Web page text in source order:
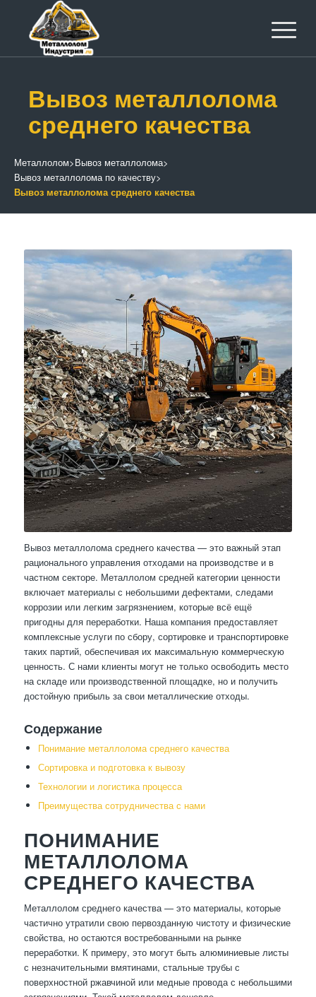
Вывоз металлолома
среднего качества
Металлолом>Вывоз металлолома>
Вывоз металлолома по качеству>
Вывоз металлолома среднего качества
Вывоз металлолома среднего качества — это важный этап
рационального управления отходами на производстве и в
частном секторе. Металлолом средней категории ценности
включает материалы с небольшими дефектами, следами
коррозии или легким загрязнением, которые всё ещё
пригодны для переработки. Наша компания предоставляет
комплексные услуги по сбору, сортировке и транспортировке
таких партий, обеспечивая их максимальную коммерческую
ценность. С нами клиенты могут не только освободить место
на складе или производственной площадке, но и получить
достойную прибыль за свои металлические отходы.
Содержание
Понимание металлолома среднего качества
Сортировка и подготовка к вывозу
Технологии и логистика процесса
Преимущества сотрудничества с нами
ПОНИМАНИЕ
МЕТАЛЛОЛОМА
СРЕДНЕГО КАЧЕСТВА
Металлолом среднего качества — это материалы, которые
частично утратили свою первозданную чистоту и физические
свойства, но остаются востребованными на рынке
переработки. К примеру, это могут быть алюминиевые листы
с незначительными вмятинами, стальные трубы с
поверхностной ржавчиной или медные провода с небольшими